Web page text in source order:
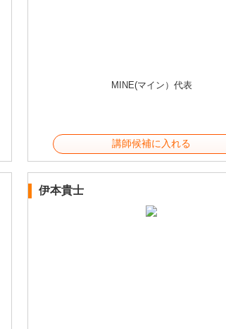
MINE(マイン）代表
講師候補に入れる
伊本貴士